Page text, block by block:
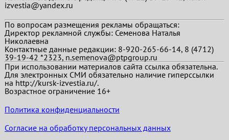
izvestia@yandex.ru
По вопросам размещения рекламы обращаться:
Директор рекламной службы: Семенова Наталья
Николаевна
Контактные данные редакции: 8-920-265-66-14, 8 (4712)
39-19-42 *2323, n.semenova@ptpgroup.ru
При использовании материалов сайта ссылка обязательна.
Для электронных СМИ обязательно наличие гиперссылки
на http://kursk-izvestia.ru/.
Возрастное ограничение 16+
Политика конфиденциальности
Согласие на обработку персональных данных